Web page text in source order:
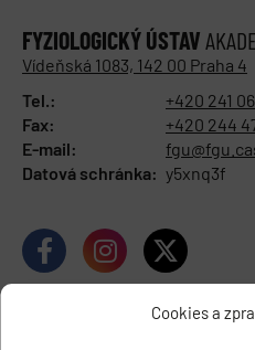
Cookies a
FYZIOLOGICKÝ ÚSTAV
Vídeňská 1083, 142 00 Praha 4
Tel.:
+420 241
Fax:
+420 244
E-mail:
Datová schránka: y5xnq3f